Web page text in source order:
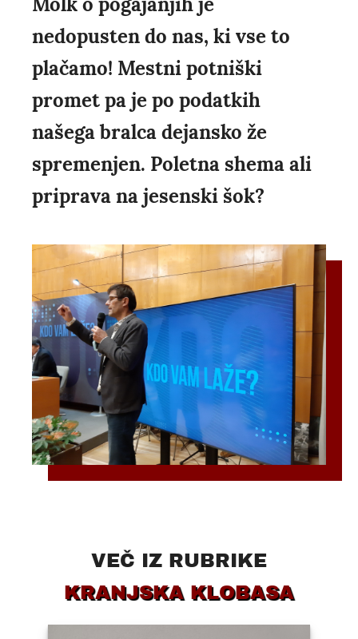
nedopusten do nas, ki vse to
plačamo! Mestni potniški
promet pa je po podatkih
našega bralca dejansko že
spremenjen. Poletna shema ali
priprava na jesenski šok?
VEČ IZ RUBRIKE
KRANJSKA KLOBASA